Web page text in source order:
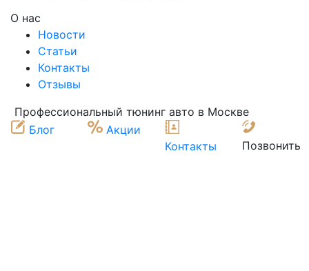
О нас
Новости
Статьи
Контакты
Отзывы
Профессиональный тюнинг авто в Москве
Блог
Акции
Контакты
Позвонить